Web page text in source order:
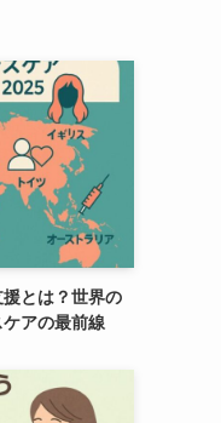
とは？世界の
アの最前線